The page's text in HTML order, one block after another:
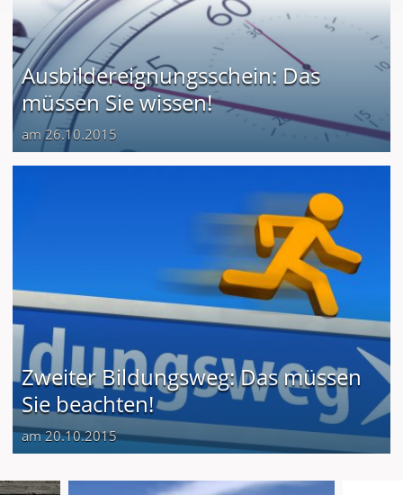
Ausbildereignungsschein: Das
müssen Sie wissen!
am 26.10.2015
Zweiter Bildungsweg: Das müssen
Sie beachten!
am 20.10.2015